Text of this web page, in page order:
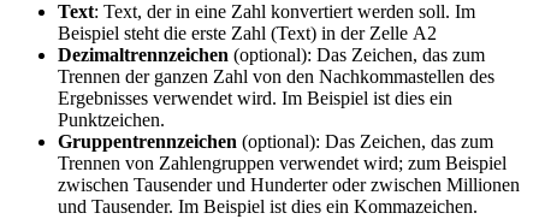
Text: Text, der in eine Zahl konvertiert werden soll. Im
Beispiel steht die erste Zahl (Text) in der Zelle A2
Dezimaltrennzeichen (optional): Das Zeichen, das zum
Trennen der ganzen Zahl von den Nachkommastellen des
Ergebnisses verwendet wird. Im Beispiel ist dies ein
Punktzeichen.
Gruppentrennzeichen (optional): Das Zeichen, das zum
Trennen von Zahlengruppen verwendet wird; zum Beispiel
zwischen Tausender und Hunderter oder zwischen Millionen
und Tausender. Im Beispiel ist dies ein Kommazeichen.